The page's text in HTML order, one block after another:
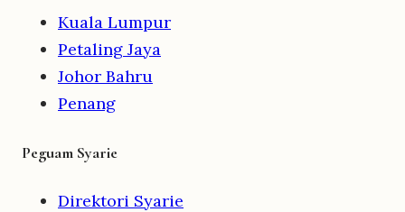
Kuala Lumpur
Petaling Jaya
Johor Bahru
Penang
Peguam Syarie
Direktori Syarie